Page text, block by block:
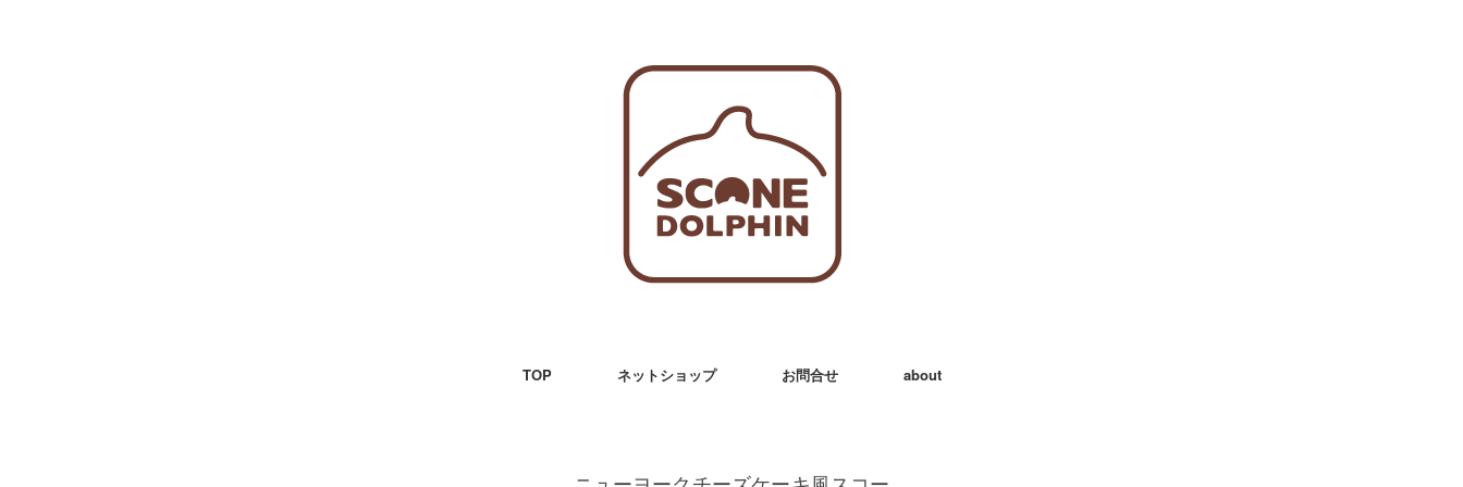
TOP ネットショップ お問合せ about